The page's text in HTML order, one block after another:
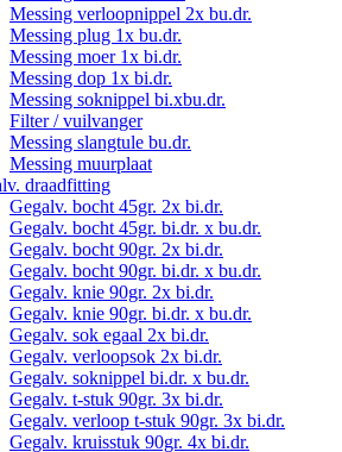
Messing verloopnippel 2x bu.dr.
Messing plug 1x bu.dr.
Messing moer 1x bi.dr.
Messing dop 1x bi.dr.
Messing soknippel bi.xbu.dr.
Filter / vuilvanger
Messing slangtule bu.dr.
Messing muurplaat
draadfitting
Gegalv. bocht 45gr. 2x bi.dr.
Gegalv. bocht 45gr. bi.dr. x bu.dr.
Gegalv. bocht 90gr. 2x bi.dr.
Gegalv. bocht 90gr. bi.dr. x bu.dr.
Gegalv. knie 90gr. 2x bi.dr.
Gegalv. knie 90gr. bi.dr. x bu.dr.
Gegalv. sok egaal 2x bi.dr.
Gegalv. verloopsok 2x bi.dr.
Gegalv. soknippel bi.dr. x bu.dr.
Gegalv. t-stuk 90gr. 3x bi.dr.
Gegalv. verloop t-stuk 90gr. 3x bi.dr.
Gegalv. kruisstuk 90gr. 4x bi.dr.